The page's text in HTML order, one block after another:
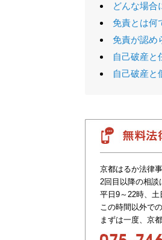
どんな場合
免責とは何
免責が認め
自己破産と
自己破産と
京都はるか法律
2回目以降の相談
平日9～22時、土
この時間以外で
まずは一度、京